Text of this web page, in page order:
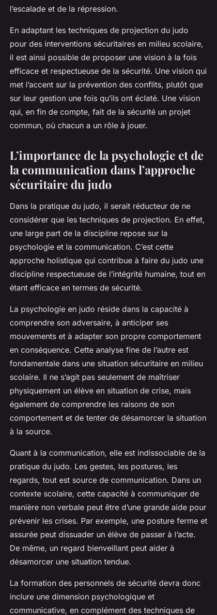
l’escalade et de la répression.
En adaptant les techniques de projection du judo
pour des interventions sécuritaires en milieu scolaire,
il est ainsi possible de proposer une vision à la fois
efficace et respectueuse de la sécurité. Une vision qui
met l’accent sur la prévention des conflits, plutôt que
sur leur gestion une fois qu’ils ont éclaté. Une vision
qui, en fin de compte, fait de la sécurité un projet
commun, où chacun a un rôle à jouer.
L’importance de la psychologie et de
la communication dans l’approche
sécuritaire du judo
Dans la pratique du judo, il serait réducteur de ne
considérer que les techniques de projection. En effet,
une large part de la discipline repose sur la
psychologie et la communication. C’est cette
approche holistique qui contribue à faire du judo une
discipline respectueuse de l’intégrité humaine, tout en
étant efficace en termes de sécurité.
La psychologie en judo réside dans la capacité à
comprendre son adversaire, à anticiper ses
mouvements et à adapter son propre comportement
en conséquence. Cette analyse fine de l’autre est
fondamentale dans une situation sécuritaire en milieu
scolaire. Il ne s’agit pas seulement de maîtriser
physiquement un élève en situation de crise, mais
également de comprendre les raisons de son
comportement et de tenter de désamorcer la situation
à la source.
Quant à la communication, elle est indissociable de la
pratique du judo. Les gestes, les postures, les
regards, tout est source de communication. Dans un
contexte scolaire, cette capacité à communiquer de
manière non verbale peut être d’une grande aide pour
prévenir les crises. Par exemple, une posture ferme et
assurée peut dissuader un élève de passer à l’acte.
De même, un regard bienveillant peut aider à
désamorcer une situation tendue.
La formation des personnels de sécurité devra donc
inclure une dimension psychologique et
communicative, en complément des techniques de